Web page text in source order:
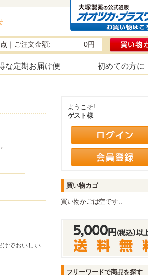
｜ご注文金額: 0円
な定期お届け便 初めての方に
けでおいしい
ようこそ!
ゲスト様
買い物カゴ
買い物かごは空です...
フリーワードで商品を探す